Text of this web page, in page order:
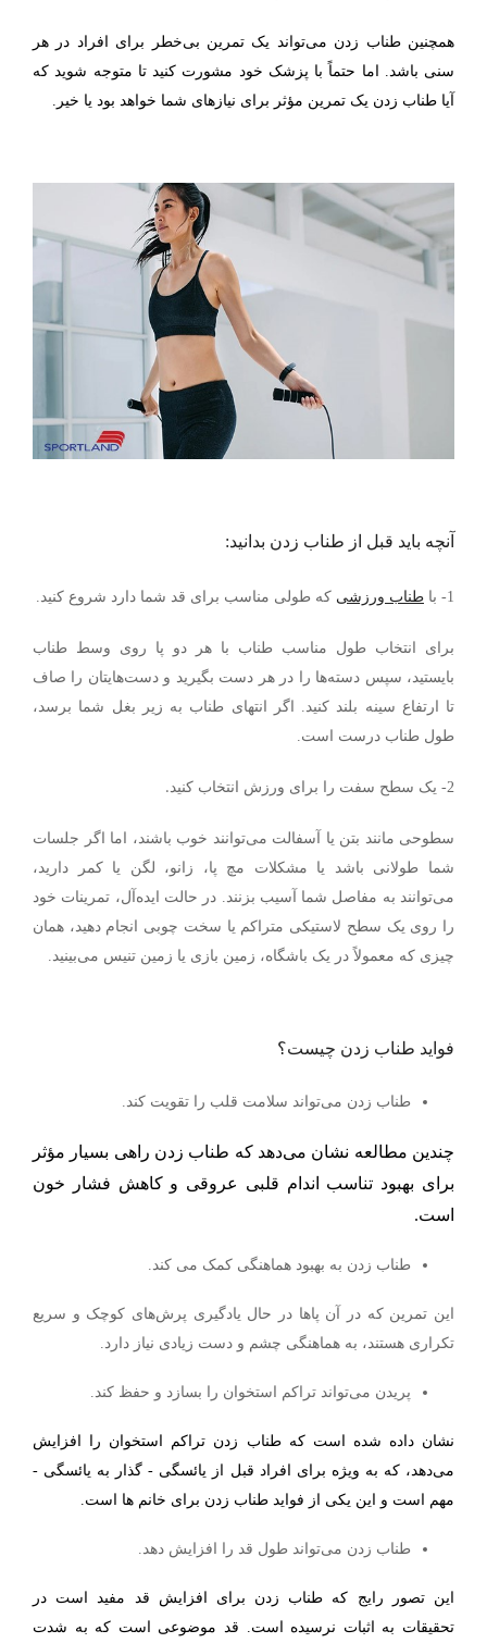
همچنین طناب زدن می‌تواند یک تمرین بی‌خطر برای افراد در هر
سنی باشد. اما حتماً با پزشک خود مشورت کنید تا متوجه شوید که
آیا طناب زدن یک تمرین مؤثر برای نیازهای شما خواهد بود یا خیر.
آنچه باید قبل از طناب زدن بدانید:
1- با طناب ورزشی که طولی مناسب برای قد شما دارد شروع کنید.
برای انتخاب طول مناسب طناب با هر دو پا روی وسط طناب
بایستید، سپس دسته‌ها را در هر دست بگیرید و دست‌هایتان را صاف
تا ارتفاع سینه بلند کنید. اگر انتهای طناب به زیر بغل شما برسد،
طول طناب درست است.
2- یک سطح سفت را برای ورزش انتخاب کنید .
سطوحی مانند بتن یا آسفالت می‌توانند خوب باشند، اما اگر جلسات
شما طولانی باشد یا مشکلات مچ پا، زانو، لگن یا کمر دارید،
می‌توانند به مفاصل شما آسیب بزنند. در حالت ایده‌آل، تمرینات خود
را روی یک سطح لاستیکی متراکم یا سخت چوبی انجام دهید، همان
چیزی که معمولاً در یک باشگاه، زمین بازی یا زمین تنیس می‌بینید.
فواید طناب زدن چیست؟
طناب زدن می‌تواند سلامت قلب را تقویت کند.
چندین مطالعه نشان می‌دهد که طناب زدن راهی بسیار مؤثر
برای بهبود تناسب اندام قلبی عروقی و کاهش فشار خون
است.
طناب زدن به بهبود هماهنگی کمک می کند.
این تمرین که در آن پاها در حال یادگیری پرش‌های کوچک و سریع
تکراری هستند، به هماهنگی چشم و دست زیادی نیاز دارد.
پریدن می‌تواند تراکم استخوان را بسازد و حفظ کند.
نشان داده شده است که طناب زدن تراکم استخوان را افزایش
می‌دهد، که به ویژه برای افراد قبل از یائسگی - گذار به یائسگی -
مهم است و این یکی از فواید طناب زدن برای خانم ها است.
طناب زدن می‌تواند طول قد را افزایش دهد.
این تصور رایج که طناب زدن برای افزایش قد مفید است در
تحقیقات به اثبات نرسیده است. قد موضوعی است که به شدت